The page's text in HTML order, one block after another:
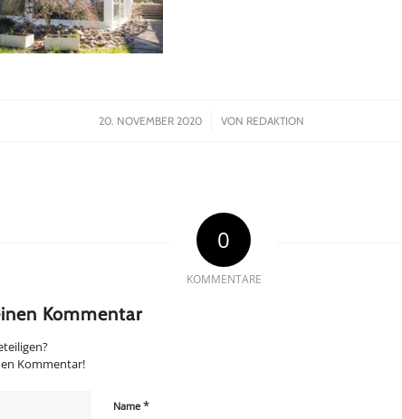
20. NOVEMBER 2020
/ VON REDAKTION
0
KOMMENTARE
Kommentar
Kommentar!
Name *